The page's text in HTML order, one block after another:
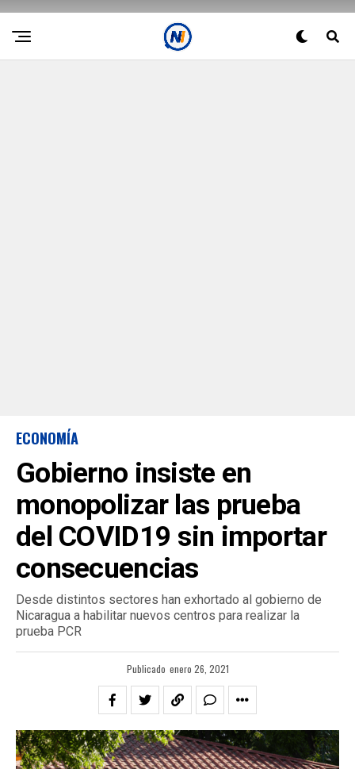
ECONOMÍA
Gobierno insiste en
monopolizar las prueba
del COVID19 sin importar
consecuencias
Desde distintos sectores han exhortado al gobierno de
Nicaragua a habilitar nuevos centros para realizar la
prueba PCR
Publicado enero 26, 2021